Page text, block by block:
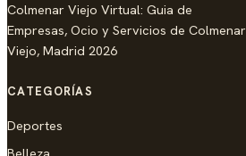
Colmenar Viejo Virtual: Guia de
Empresas, Ocio y Servicios de Colmenar
Viejo, Madrid 2026
CATEGORÍAS
Deportes